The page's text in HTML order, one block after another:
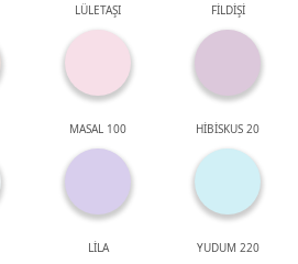
LÜLETAŞI FİLDİŞİ
MASAL 100 HİBİSKUS 20
LİLA YUDUM 220